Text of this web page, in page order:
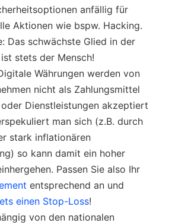
anfällig für
Aktionen wie bspw. Hacking.
Das schwächste Glied in der
stets der Mensch!
Währungen werden von
nicht als Zahlungsmittel
Dienstleistungen akzeptiert
man sich (z.B. durch
stark inflationären
so kann damit ein hoher
Passen Sie also Ihr
entsprechend an und
einen Stop-Loss!
von den nationalen